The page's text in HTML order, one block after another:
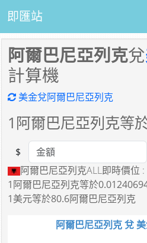
即匯站
阿爾巴尼亞列克兌
計算機
美金兌阿爾巴尼亞列克
1 阿爾巴尼亞列克等
Amount
$
阿爾巴尼亞列克ALL即時價位 :
1阿爾巴尼亞列克等於
1美元等於80.6阿爾巴尼亞列克
阿爾巴尼亞列克 兌